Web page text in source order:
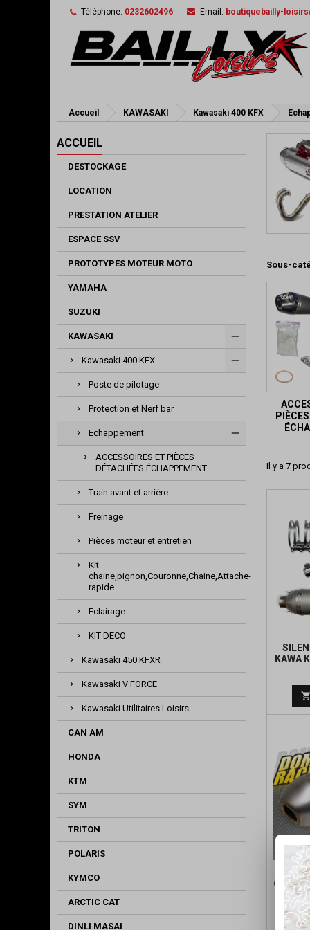
Téléphone: 0232602496 Email: boutiquebailly-
Accueil KAWASAKI Kawasaki 400 KFX
ACCUEIL
DESTOCKAGE
LOCATION
PRESTATION ATELIER
ESPACE SSV
PROTOTYPES MOTEUR MOTO
YAMAHA
SUZUKI
KAWASAKI
Kawasaki 400 KFX
Poste de pilotage
Protection et Nerf bar
Echappement
ACCESSOIRES ET PIÈCES
DÉTACHÉES ÉCHAPPEMENT
Train avant et arrière
Freinage
Pièces moteur et entretien
Kit
chaine,pignon,Couronne,Chaine,Attache-
rapide
Eclairage
KIT DECO
Kawasaki 450 KFXR
Kawasaki V FORCE
Kawasaki Utilitaires Loisirs
CAN AM
HONDA
KTM
SYM
TRITON
POLARIS
KYMCO
ARCTIC CAT
DINLI MASAI
Sous-
Il y a 7
KAWA

CPL